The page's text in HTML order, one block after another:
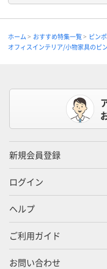
ホーム おすすめ特集一覧
ピン
オフィスインテリア/小物家具のピ
新規会員登録
ログイン
ヘルプ
ご利用ガイド
お問い合わせ